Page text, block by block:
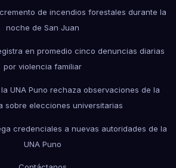
de incendios forestales durante la
noche de San Juan
en promedio cinco denuncias diarias
por violencia familiar
UNA Puno rechaza observaciones de la
sobre elecciones universitarias
credenciales a nuevas autoridades de la
UNA Puno